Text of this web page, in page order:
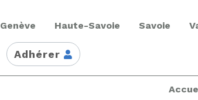
Genève Haute-Savoie Savoie
Adhérer